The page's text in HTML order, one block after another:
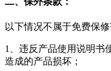
以下情况不属于免费保修
1、违反产品使用说明书
造成的产品损坏；